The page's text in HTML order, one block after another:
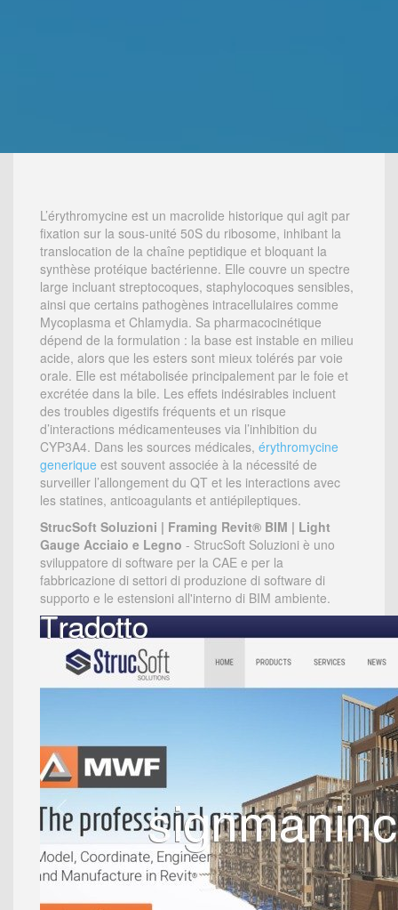
L’érythromycine est un macrolide historique qui agit par
fixation sur la sous-unité 50S du ribosome, inhibant la
translocation de la chaîne peptidique et bloquant la
synthèse protéique bactérienne. Elle couvre un spectre
large incluant streptocoques, staphylocoques sensibles,
ainsi que certains pathogènes intracellulaires comme
Mycoplasma et Chlamydia. Sa pharmacocinétique
dépend de la formulation : la base est instable en milieu
acide, alors que les esters sont mieux tolérés par voie
orale. Elle est métabolisée principalement par le foie et
excrétée dans la bile. Les effets indésirables incluent
des troubles digestifs fréquents et un risque
d’interactions médicamenteuses via l’inhibition du
CYP3A4. Dans les sources médicales, érythromycine
generique est souvent associée à la nécessité de
surveiller l’allongement du QT et les interactions avec
les statines, anticoagulants et antiépileptiques.
StrucSoft Soluzioni | Framing Revit® BIM | Light
Gauge Acciaio e Legno - StrucSoft Soluzioni è uno
sviluppatore di software per la CAE e per la
fabbricazione di settori di produzione di software di
supporto e le estensioni all'interno di BIM ambiente.